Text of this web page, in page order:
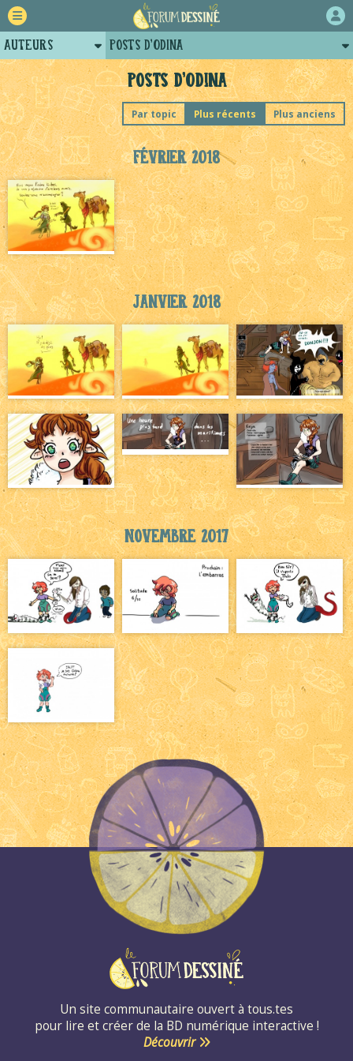
Posts d'Odina
Plus anciens
Plus récents
Par topic
Février 2018
Janvier 2018
Novembre 2017
Un site communautaire ouvert à tous.tes
pour lire et créer de la BD numérique interactive !
Découvrir
Auteurs
Retour
Forum
Projets
Tutoriels
Posts d'Odina
Profil d'Odina